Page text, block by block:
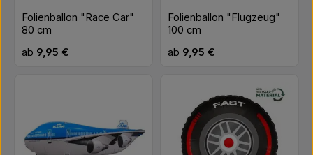
Folienballon "Race Car"
80 cm
Regulärer Preis:
ab 9,95 €
Folienballon "Flugzeug"
100 cm
Regulärer Preis:
ab 9,95 €